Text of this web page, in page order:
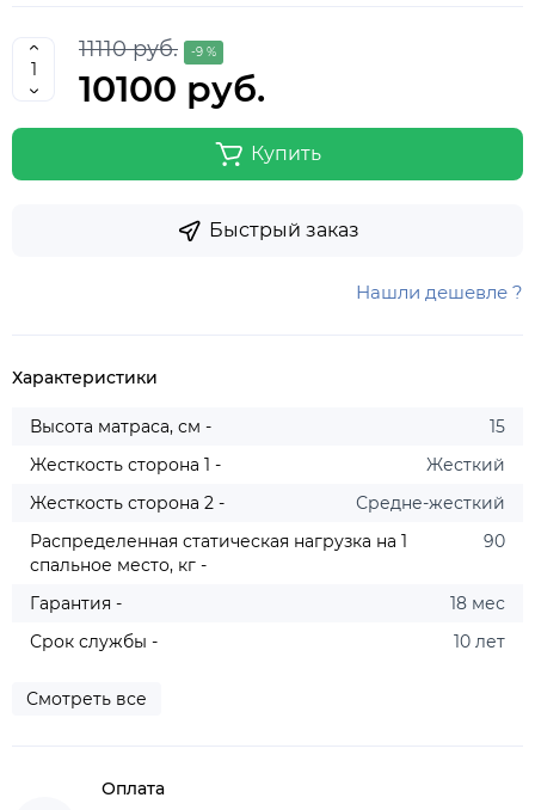
11110 руб. -9 %
10100 руб.
Купить
Быстрый заказ
Нашли дешевле ?
Характеристики
Высота матраса, см -
15
Жесткость сторона 1 -
Жесткий
Жесткость сторона 2 -
Средне-жесткий
Распределенная статическая нагрузка на 1
спальное место, кг -
90
Гарантия -
18 мес
Срок службы -
10 лет
Смотреть все
Оплата